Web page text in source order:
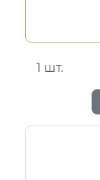
1 шт.